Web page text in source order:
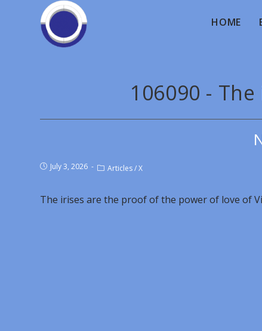
HOME
106090 -
July 3, 2026 Articles/X
The irises are the proof of the power of love of